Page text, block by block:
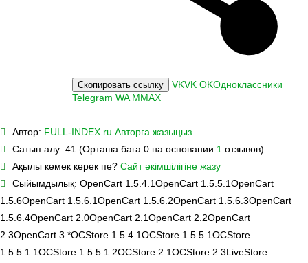
Скопировать ссылку VKVK OKОдноклассники
Telegram WA MMAX
Автор: FULL-INDEX.ru Авторға жазыңыз
Сатып алу: 41 (Орташа баға 0 на основании 1 отзывов)
Ақылы көмек керек пе? Сайт әкімшілігіне жазу
Сыйымдылық: OpenCart 1.5.4.1OpenCart 1.5.5.1OpenCart
1.5.6OpenCart 1.5.6.1OpenCart 1.5.6.2OpenCart 1.5.6.3OpenCart
1.5.6.4OpenCart 2.0OpenCart 2.1OpenCart 2.2OpenCart
2.3OpenCart 3.*OCStore 1.5.4.1OCStore 1.5.5.1OCStore
1.5.5.1.1OCStore 1.5.5.1.2OCStore 2.1OCStore 2.3LiveStore